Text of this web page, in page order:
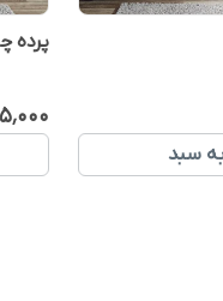
سبد
پرده